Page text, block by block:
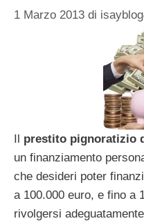
1 Marzo 2013 di
Il prestito pignoratizio
un finanziamento
che desideri poter
a 100.000 euro, e fino a
rivolgersi